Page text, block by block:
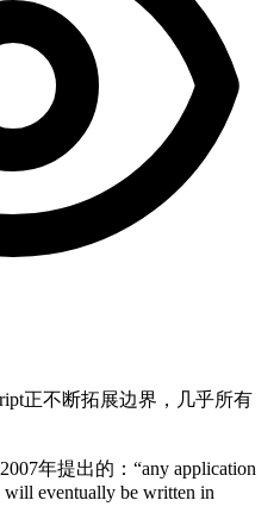
正不断拓展边界，几乎所有
年提出的：“any application
will eventually be written in